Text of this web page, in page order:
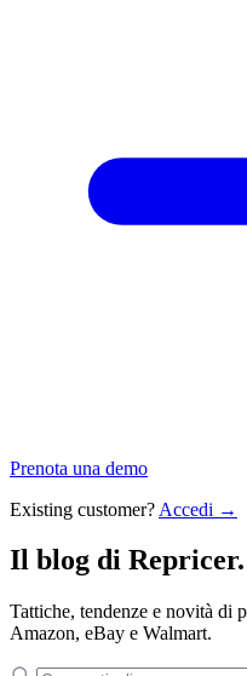
Prenota una demo
Existing customer? Accedi →
Il blog di Repricer.
Tattiche, tendenze e novità di
Amazon, eBay e Walmart.